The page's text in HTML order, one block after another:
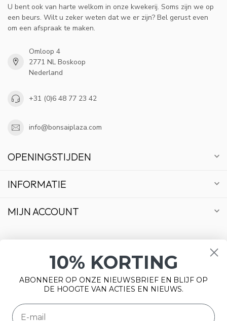
U bent ook van harte welkom in onze kwekerij. Soms zijn we op
een beurs. Wilt u zeker weten dat we er zijn? Bel gerust even
om een afspraak te maken.
Omloop 4
2771 NL Boskoop
Nederland
+31 (0)6 48 77 23 42
info@bonsaiplaza.com
OPENINGSTIJDEN
INFORMATIE
MIJN ACCOUNT
10% KORTING
ABONNEER OP ONZE NIEUWSBRIEF EN BLIJF OP
DE HOOGTE VAN ACTIES EN NIEUWS.